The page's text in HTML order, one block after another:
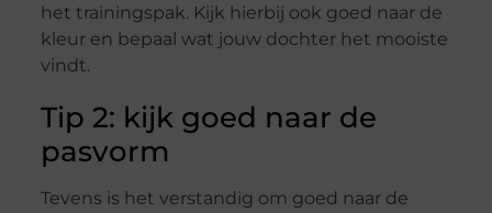
het trainingspak. Kijk hierbij ook goed naar de
kleur en bepaal wat jouw dochter het mooiste
vindt.
Tip 2: kijk goed naar de
pasvorm
Tevens is het verstandig om goed naar de